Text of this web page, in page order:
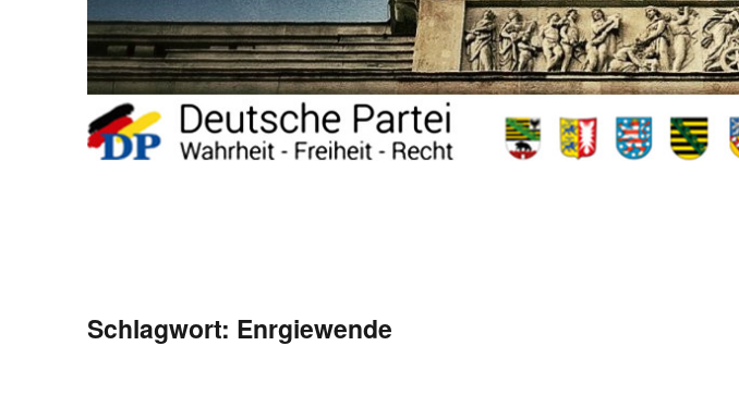
Schlagwort: Enrgiewende